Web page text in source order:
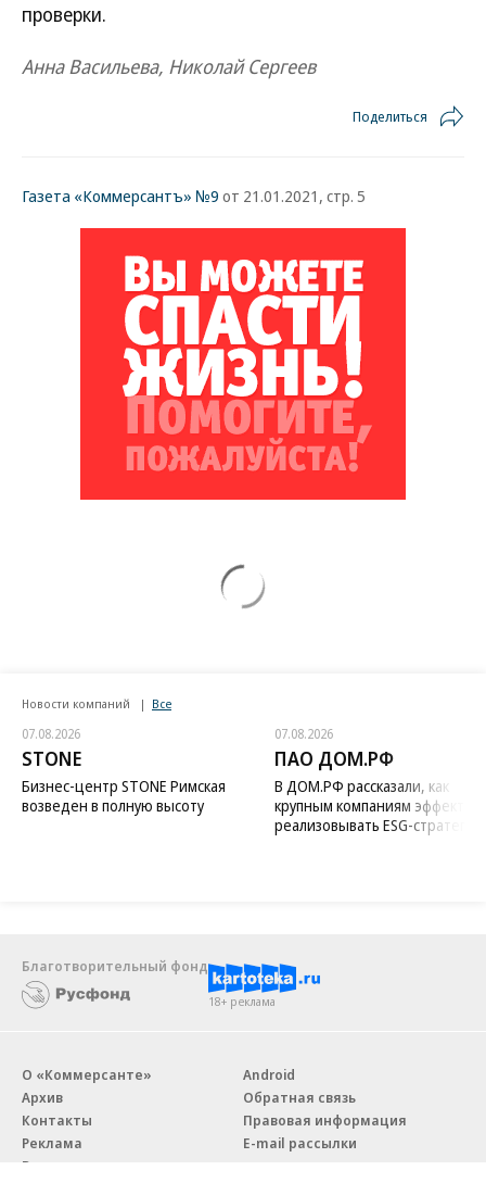
проверки.
Анна Васильева, Николай Сергеев
Поделиться
Газета «Коммерсантъ» №9 от 21.01.2021, стр. 5
Новости компаний Все
07.08.2026
STONE
Бизнес-центр STONE Римская
возведен в полную высоту
07.08.2026
ПАО ДОМ.РФ
В ДОМ.РФ рассказали, как
крупным компаниям
реализовывать ESG-стратегию
Благотворительный фонд
18+ реклама
О «Коммерсанте»
Архив
Контакты
Реклама
Вакансии
Android
Обратная связь
Правовая информация
E-mail рассылки